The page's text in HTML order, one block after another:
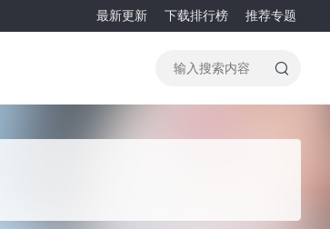
最新更新 下载排行榜 推荐专题